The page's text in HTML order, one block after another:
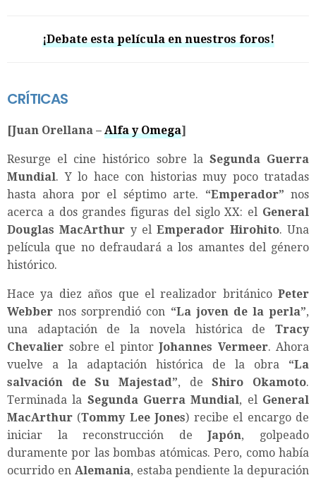
¡Debate esta película en nuestros foros!
CRÍTICAS
[Juan Orellana – Alfa y Omega]
Resurge el cine histórico sobre la Segunda Guerra
Mundial. Y lo hace con historias muy poco tratadas
hasta ahora por el séptimo arte. “Emperador” nos
acerca a dos grandes figuras del siglo XX: el General
Douglas MacArthur y elEmperador Hirohito. Una
película que no defraudará a los amantes del género
histórico.
Hace ya diez años que el realizador británico Peter
Webber nos sorprendió con “La joven de la perla”,
una adaptación de la novela histórica de Tracy
Chevalier sobre el pintor Johannes Vermeer. Ahora
vuelve a la adaptación histórica de la obra “La
salvación de Su Majestad”, deShiro Okamoto.
Terminada la Segunda Guerra Mundial, el General
MacArthur (Tommy Lee Jones) recibe el encargo de
iniciar la reconstrucción deJapón, golpeado
duramente por las bombas atómicas. Pero, como había
ocurrido en Alemania, estaba pendiente la depuración